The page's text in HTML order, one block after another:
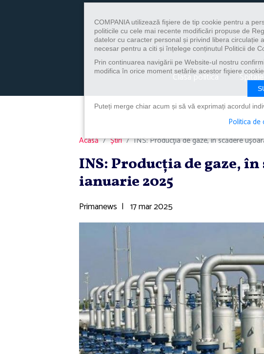
Clasa politica Spitale
Acasă Știri INS: Producţia de gaze, în scădere
INS: Producţia de gaze,
ianuarie 2025
Primanews | 17 mar 2025
COMPANIA utilizează fişiere de tip cookie pentru a
politicile cu cele mai recente modificări propuse de
datelor cu caracter personal și privind libera circulație
necesar pentru a citi și înțelege conținutul Politicii de
Prin continuarea navigării pe Website-ul nostru
modifica în orice moment setările acestor fişiere
Puteți merge chiar acum și să vă exprimați acordul
Politica